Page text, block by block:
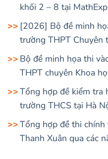
khối 2 – 8 tại
[2026] Bộ đề minh
trường THPT Chuyên
Bộ đề minh họa thi
THPT chuyên Khoa
Tổng hợp đề kiểm tra
trường THCS tại Hà
Tổng hợp đề thi chính
Thanh Xuân qua các